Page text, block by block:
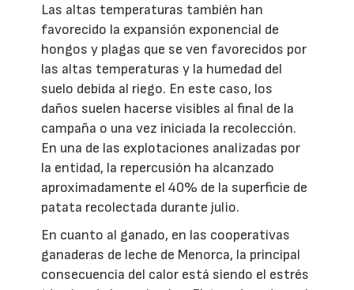
Las altas temperaturas también han
favorecido la expansión exponencial de
hongos y plagas que se ven favorecidos por
las altas temperaturas y la humedad del
suelo debida al riego. En este caso, los
daños suelen hacerse visibles al final de la
campaña o una vez iniciada la recolección.
En una de las explotaciones analizadas por
la entidad, la repercusión ha alcanzado
aproximadamente el 40% de la superficie de
patata recolectada durante julio.
En cuanto al ganado, en las cooperativas
ganaderas de leche de Menorca, la principal
consecuencia del calor está siendo el estrés